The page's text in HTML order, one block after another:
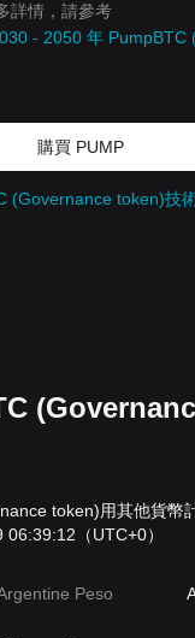
詳情，請參考
- 2050 年 PumpBTC
購買 PUMP
(Governance token)技
token)用其他貨幣
06:39:12 （UTC+0）
Peso